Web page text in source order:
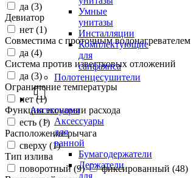
Умные
унитазы
Инсталляции
Комплектующие
для
санфаянса
Полотенцесушители
Аксессуары
Аксессуары
для
ванной
Бумагодержатели
Держатели
для
да (3)
Девиатор
нет (1)
Совместима с проточным водонагревателем
да (4)
Система против известковых отложений
да (3)
Ограничение температуры
нет (1)
Функция экономии расхода
есть (1)
Расположение рычага
сверху (1)
Тип излива
поворотный (9) фиксированный (48)